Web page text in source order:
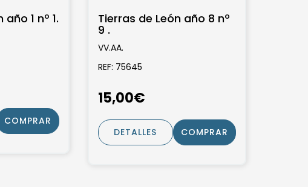
1 nº 1.
COMPRAR
Tierras de León año 8 nº
9 .
VV.AA.
REF: 75645
15,00€
DETALLES COMPRAR